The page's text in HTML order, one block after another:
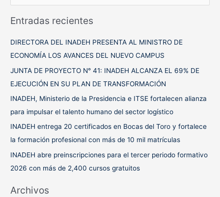
culminación
curso
El
Valle
c
:
Entradas recientes
DIRECTORA DEL INADEH PRESENTA AL MINISTRO DE
ECONOMÍA LOS AVANCES DEL NUEVO CAMPUS
JUNTA DE PROYECTO N° 41: INADEH ALCANZA EL 69% DE
EJECUCIÓN EN SU PLAN DE TRANSFORMACIÓN
INADEH, Ministerio de la Presidencia e ITSE fortalecen alianza
para impulsar el talento humano del sector logístico
INADEH entrega 20 certificados en Bocas del Toro y fortalece
la formación profesional con más de 10 mil matrículas
INADEH abre preinscripciones para el tercer periodo formativo
2026 con más de 2,400 cursos gratuitos
Archivos